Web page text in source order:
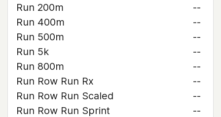
Run 200m
--
Run 400m
--
Run 500m
--
Run 5k
--
Run 800m
--
Run Row Run Rx
--
Run Row Run Scaled
--
Run Row Run Sprint
--